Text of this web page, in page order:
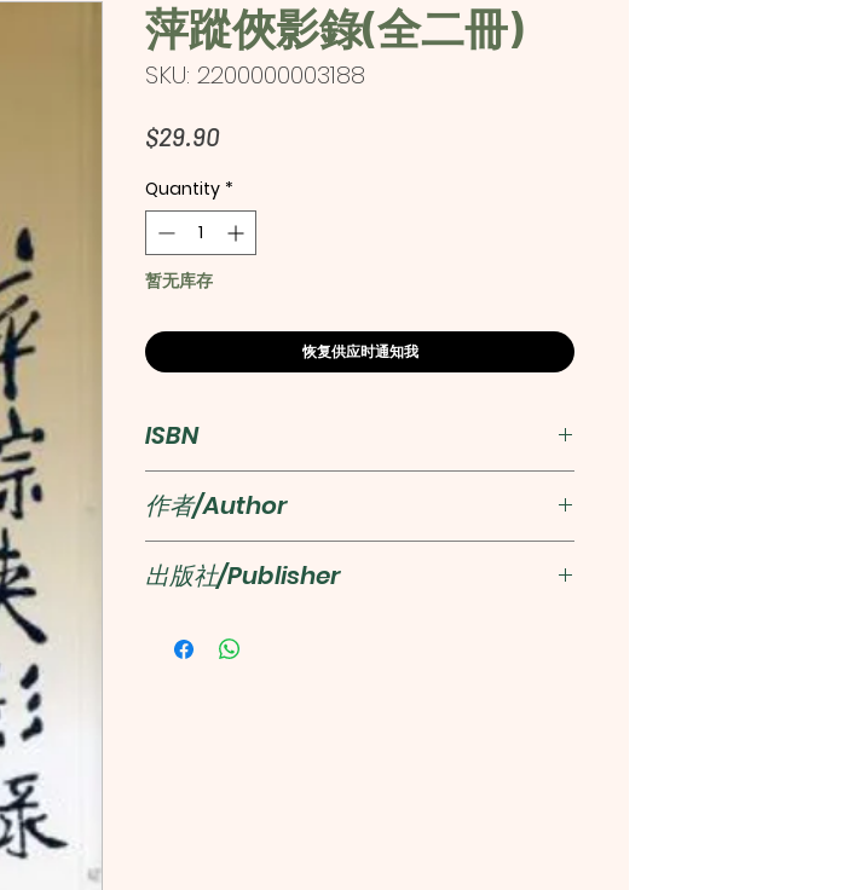
萍蹤俠影錄(全二冊)
SKU: 2200000003188
$29.90Price
Quantity *
暂无库存
恢复供应时通知我
ISBN
2200000003188
作者/Author
梁羽生
出版社/Publisher
天地圖書